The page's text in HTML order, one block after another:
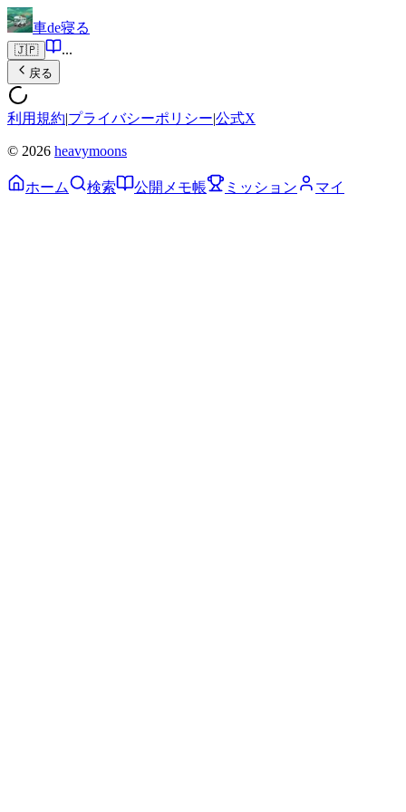
車de寝る
🇯🇵 ...
戻る
利用規約|プライバシーポリシー|公式X
© 2026 heavymoons
ホーム 検索 公開メモ帳 ミッション マイ